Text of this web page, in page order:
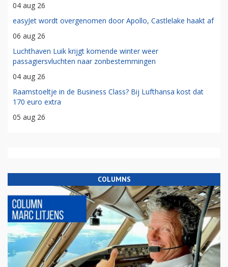
04 aug 26
easyJet wordt overgenomen door Apollo, Castlelake haakt af
06 aug 26
Luchthaven Luik krijgt komende winter weer
passagiersvluchten naar zonbestemmingen
04 aug 26
Raamstoeltje in de Business Class? Bij Lufthansa kost dat
170 euro extra
05 aug 26
COLUMNS